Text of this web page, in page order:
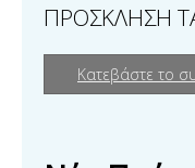
ΠΡΟΣΚΛΗΣΗ
Κατεβάστε το